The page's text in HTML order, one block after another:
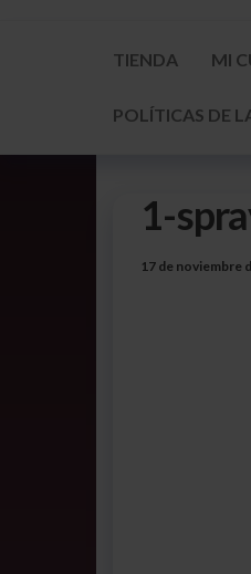
TIENDA MI
POLÍTICAS DE
1-
17 de noviembre